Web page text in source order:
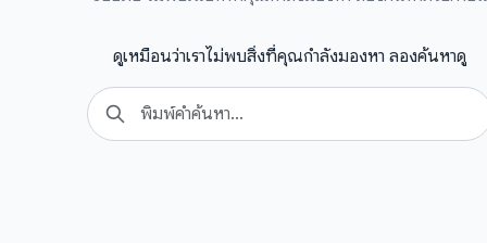
ดูเหมือนว่าเราไม่พบสิ่งที่คุณกำลังมองหา ลองค้นหาดู
Search
for: